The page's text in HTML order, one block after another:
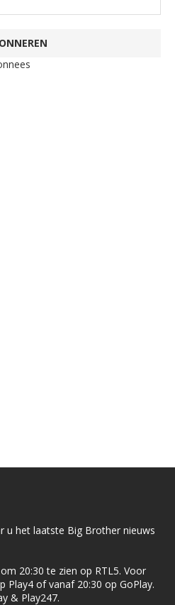
u het laatste Big Brother nieuws
20:30 te zien op RTL5. Voor
Play4 of vanaf 20:30 op GoPlay.
& Play247.